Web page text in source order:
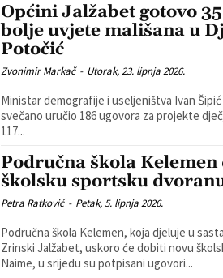
Općini Jalžabet gotovo
bolje uvjete mališana u
Potočić
Zvonimir Markač - Utorak, 23. lipnja 2026.
Ministar demografije i useljeništva Ivan
svečano uručio 186 ugovora za projekte
117...
Područna škola Kelemen
školsku sportsku
Petra Ratković - Petak, 5. lipnja 2026.
Područna škola Kelemen, koja djeluje u
Zrinski Jalžabet, uskoro će dobiti novu
Naime, u srijedu su potpisani ugovori...